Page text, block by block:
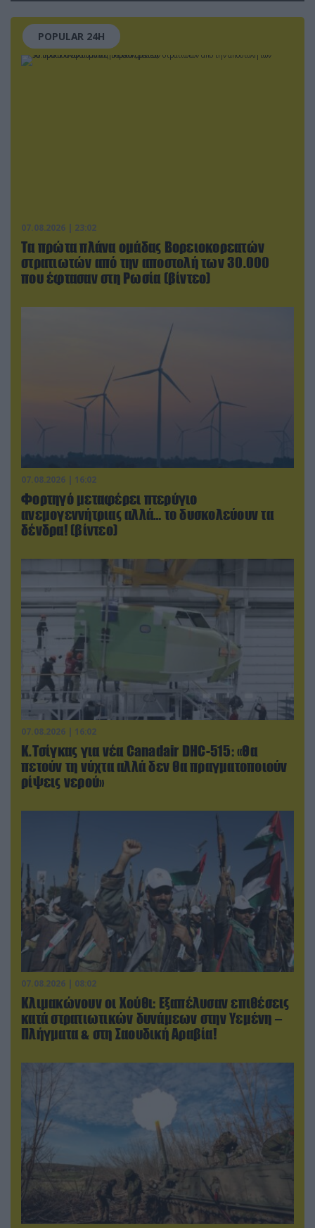
POPULAR 24H
07.08.2026 | 23:02
Τα πρώτα πλάνα ομάδας Βορειοκορεατών
στρατιωτών από την αποστολή των 30.000
που έφτασαν στη Ρωσία (βίντεο)
07.08.2026 | 16:02
Φορτηγό μεταφέρει πτερύγιο
ανεμογεννήτριας αλλά… το δυσκολεύουν τα
δένδρα! (βίντεο)
07.08.2026 | 16:02
Κ.Τσίγκας για νέα Canadair DHC-515: «Θα
πετούν τη νύχτα αλλά δεν θα πραγματοποιούν
ρίψεις νερού»
07.08.2026 | 08:02
Κλιμακώνουν οι Χούθι: Eξαπέλυσαν επιθέσεις
κατά στρατιωτικών δυνάμεων στην Υεμένη –
Πλήγματα & στη Σαουδική Αραβία!